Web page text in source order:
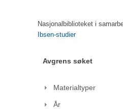
Nasjonalbiblioteket i
Ibsen-studier
Avgrens søket
Materialtyper
År